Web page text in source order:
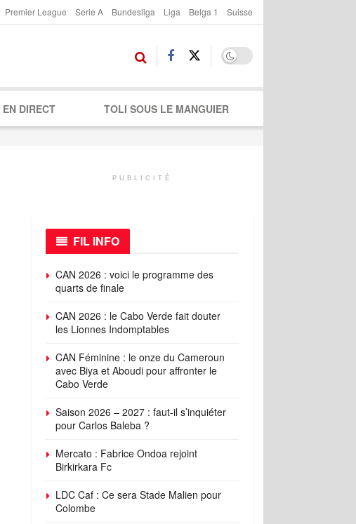
Premier League Serie A Bundesliga Liga Belga 1 Suisse
EN DIRECT TOLI SOUS LE MANGUIER
PUBLICITÉ
FIL INFO
CAN 2026 : voici le programme des
quarts de finale
CAN 2026 : le Cabo Verde fait douter
les Lionnes Indomptables
CAN Féminine : le onze du Cameroun
avec Biya et Aboudi pour affronter le
Cabo Verde
Saison 2026 – 2027 : faut-il s’inquiéter
pour Carlos Baleba ?
Mercato : Fabrice Ondoa rejoint
Birkirkara Fc
LDC Caf : Ce sera Stade Malien pour
Colombe